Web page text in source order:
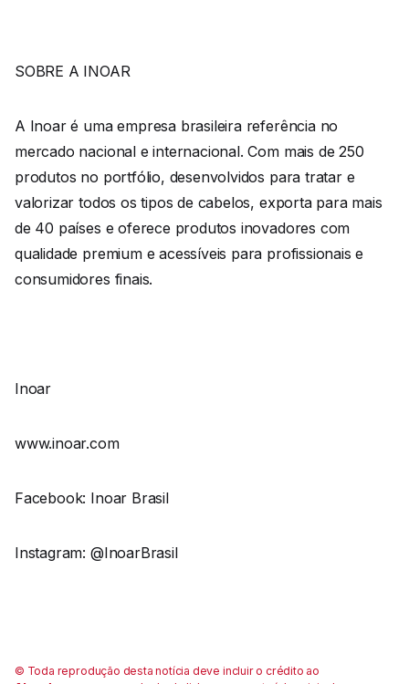
SOBRE A INOAR
A Inoar é uma empresa brasileira referência no
mercado nacional e internacional. Com mais de 250
produtos no portfólio, desenvolvidos para tratar e
valorizar todos os tipos de cabelos, exporta para mais
de 40 países e oferece produtos inovadores com
qualidade premium e acessíveis para profissionais e
consumidores finais.
Inoar
www.inoar.com
Facebook: Inoar Brasil
Instagram: @InoarBrasil
© Toda reprodução desta notícia deve incluir o crédito ao